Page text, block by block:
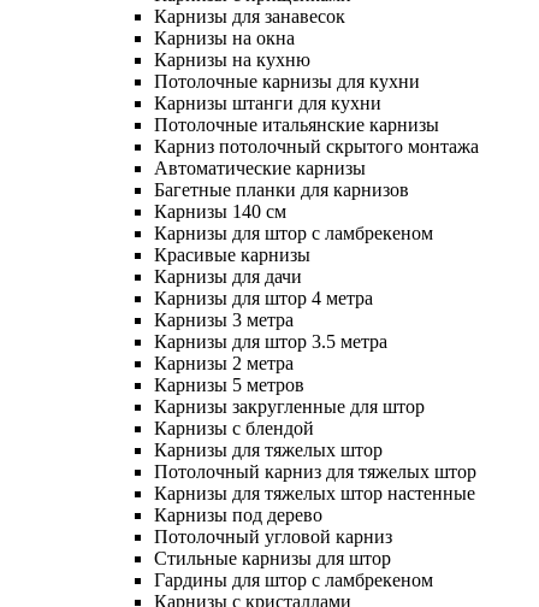
Карнизы для занавесок
Карнизы на окна
Карнизы на кухню
Потолочные карнизы для кухни
Карнизы штанги для кухни
Потолочные итальянские карнизы
Карниз потолочный скрытого монтажа
Автоматические карнизы
Багетные планки для карнизов
Карнизы 140 см
Карнизы для штор с ламбрекеном
Красивые карнизы
Карнизы для дачи
Карнизы для штор 4 метра
Карнизы 3 метра
Карнизы для штор 3.5 метра
Карнизы 2 метра
Карнизы 5 метров
Карнизы закругленные для штор
Карнизы с блендой
Карнизы для тяжелых штор
Потолочный карниз для тяжелых штор
Карнизы для тяжелых штор настенные
Карнизы под дерево
Потолочный угловой карниз
Стильные карнизы для штор
Гардины для штор с ламбрекеном
Карнизы с кристаллами